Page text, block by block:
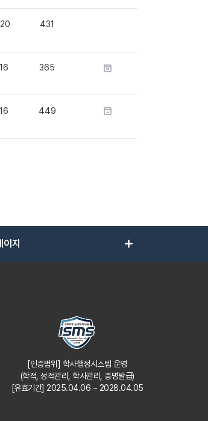
431
365
449
지 add
[인증범위] 학사행정시스템 운영
(학적, 성적관리, 학사관리, 증명발급)
[유효기간] 2025.04.06 ~ 2028.04.05